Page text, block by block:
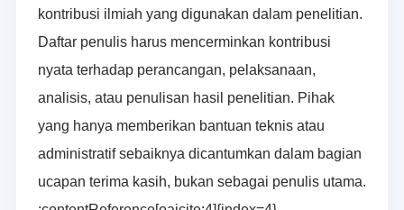
kontribusi ilmiah yang digunakan dalam penelitian.
Daftar penulis harus mencerminkan kontribusi
nyata terhadap perancangan, pelaksanaan,
analisis, atau penulisan hasil penelitian. Pihak
yang hanya memberikan bantuan teknis atau
administratif sebaiknya dicantumkan dalam bagian
ucapan terima kasih, bukan sebagai penulis utama.